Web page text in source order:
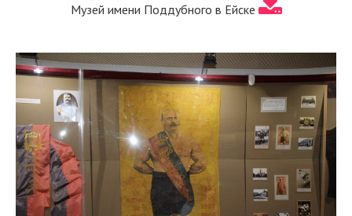
Музей имени Поддубного в Ейске